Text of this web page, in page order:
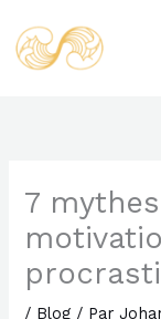
au
contenu
7
/ Blog / Par